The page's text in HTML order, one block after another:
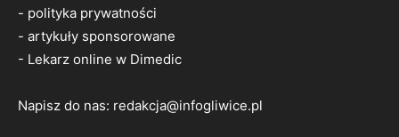
- polityka prywatności
- artykuły sponsorowane
- Lekarz online w Dimedic
Napisz do nas: redakcja@infogliwice.pl